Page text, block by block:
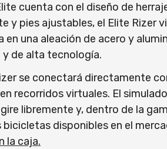
cuenta con el diseño de
y pies ajustables, el Elite Rizer
en una aleación de acero y
y de alta tecnología.
se conectará directamente
recorridos virtuales. El
libremente y, dentro de la
bicicletas disponibles en el
la caja.